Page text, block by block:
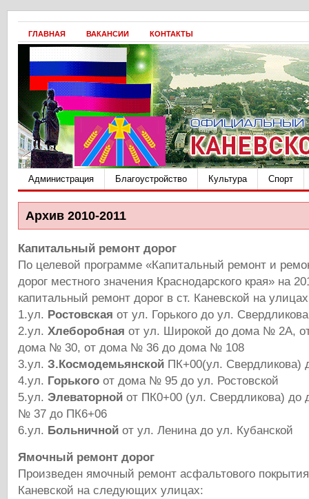
ГЛАВНАЯ ВАКАНСИИ КОНТАКТЫ
Администрация Благоустройство Культура Спорт
Архив 2010-2011
Капитальный ремонт дорог
По целевой программе «Капитальный ремонт и
дорог местного значения Краснодарского края» на
капитальный ремонт дорог в ст. Каневской на
1.ул. Ростовская от ул. Горького до ул. Свердликова
2.ул. Хлеборобная от ул. Широкой до дома № 2А,
дома № 30, от дома № 36 до дома № 108
3.ул. З.Космодемьянской ПК+00(ул. Свердликова)
4.ул. Горького от дома № 95 до ул. Ростовской
5.ул. Элеваторной от ПК0+00 (ул. Свердликова)
№ 37 до ПК6+06
6.ул. Больничной от ул. Ленина до ул. Кубанской
Ямочный ремонт дорог
Произведен ямочный ремонт асфальтового
Каневской на следующих улицах: